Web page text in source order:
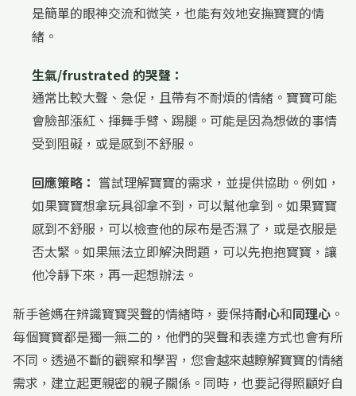
是簡單的眼神交流和微笑，也能有效地安撫寶寶的情
緒。
生氣/frustrated 的哭聲：
通常比較大聲、急促，且帶有不耐煩的情緒。寶寶可能
會臉部漲紅、揮舞手臂、踢腿。可能是因為想做的事情
受到阻礙，或是感到不舒服。
回應策略： 嘗試理解寶寶的需求，並提供協助。例如，
如果寶寶想拿玩具卻拿不到，可以幫他拿到。如果寶寶
感到不舒服，可以檢查他的尿布是否濕了，或是衣服是
否太緊。如果無法立即解決問題，可以先抱抱寶寶，讓
他冷靜下來，再一起想辦法。
新手爸媽在辨識寶寶哭聲的情緒時，要保持耐心和同理心 。
每個寶寶都是獨一無二的，他們的哭聲和表達方式也會有所
不同。透過不斷的觀察和學習，您會越來越瞭解寶寶的情緒
需求，建立起更親密的親子關係。同時，也要記得照顧好自